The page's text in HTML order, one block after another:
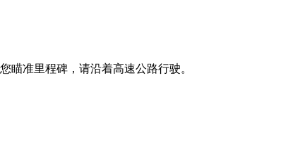
瞄准里程碑，请沿着高速公路行驶。